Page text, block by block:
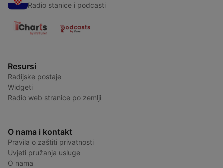
Radio stanice i podcasti
Resursi
Radijske postaje
Widgeti
Radio web stranice po zemlji
O nama i kontakt
Pravila o zaštiti privatnosti
Uvjeti pružanja usluge
O nama